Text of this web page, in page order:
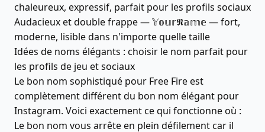
chaleureux, expressif, parfait pour les profils sociaux
Audacieux et double frappe — 𝕐𝕠𝕦𝕣𝕹𝕒𝕞𝕖 — fort,
moderne, lisible dans n'importe quelle taille
Idées de noms élégants : choisir le nom parfait pour
les profils de jeu et sociaux
Le bon nom sophistiqué pour Free Fire est
complètement différent du bon nom élégant pour
Instagram. Voici exactement ce qui fonctionne où :
Le bon nom vous arrête en plein défilement car il